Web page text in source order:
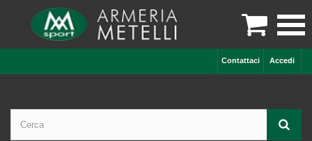

Accedi
Contattaci